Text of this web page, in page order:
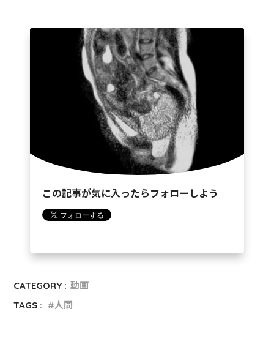
この記事が気に入ったらフォローしよう
CATEGORY : 動画
TAGS :
人間